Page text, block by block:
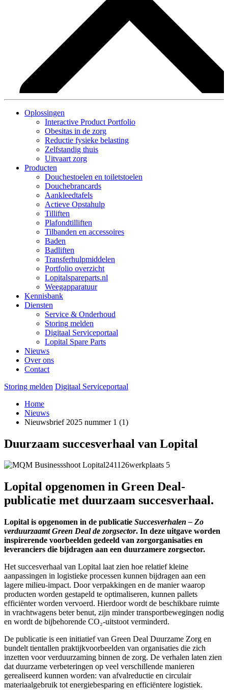
Oplossingen
Interactive Product Portfolio
Obesitas in de zorg
Reductie fysieke belasting
Zelfstandig thuis
Uitvaart zorg
Producten
Douchestoelen en toiletstoelen
Douchebrancards
Aankleedtafels
Actieve Opstahulp
Tilliften
Plafondtilliften
Tilbanden en accessoires
Baden
Badliften
Transferhulpmiddelen
Portfolio overzicht
Lopitalspareparts.nl
Weegapparatuur
Kennisbank
Diensten
Service & Onderhoud
Storing melden
Digitaal Serviceportaal
Lopital Spare Parts
Nieuws
Over ons
Contact
Storing melden Digitaal Serviceportaal
Home
Nieuws
Nieuwsbrief 2025 nummer 1 (1)
Duurzaam succesverhaal van Lopital
Lopital opgenomen in Green Deal-
publicatie met duurzaam succesverhaal.
Lopital is opgenomen in de publicatie Succesverhalen – Zo
verduurzaamt Green Deal de zorgsector. In deze uitgave worden
inspirerende voorbeelden gedeeld van zorgorganisaties en
leveranciers die bijdragen aan een duurzamere zorgsector.
Het succesverhaal van Lopital laat zien hoe relatief kleine
aanpassingen in logistieke processen kunnen bijdragen aan een
lagere milieu-impact. Door verpakkingen en de manier waarop
producten worden gestapeld te optimaliseren, kunnen pallets
efficiënter worden vervoerd. Hierdoor wordt de beschikbare ruimte
in vrachtwagens beter benut, zijn minder transportbewegingen nodig
en wordt de bijbehorende CO₂-uitstoot verminderd.
De publicatie is een initiatief van Green Deal Duurzame Zorg en
bundelt tientallen praktijkvoorbeelden van organisaties die zich
inzetten voor verduurzaming binnen de zorg. De verhalen laten zien
dat duurzame verbeteringen op veel verschillende manieren
gerealiseerd kunnen worden: van afvalreductie en circulair
materiaalgebruik tot energiebesparing en efficiëntere logistiek.